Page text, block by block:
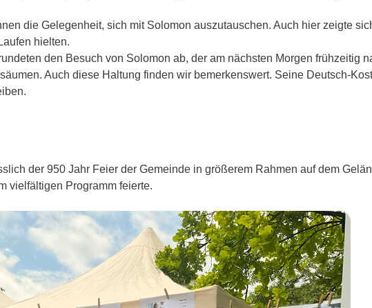
die Gelegenheit, sich mit Solomon auszutauschen. Auch hier zeigte
hielten.
den Besuch von Solomon ab, der am nächsten Morgen frühzeitig
Auch diese Haltung finden wir bemerkenswert. Seine Deutsch-
der 950 Jahr Feier der Gemeinde in größerem Rahmen auf dem
vielfältigen Programm feierte.